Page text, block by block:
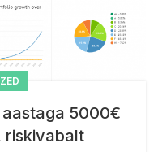
aastaga 5000€
riskivabalt